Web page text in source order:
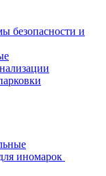
безопасности и
иномарок